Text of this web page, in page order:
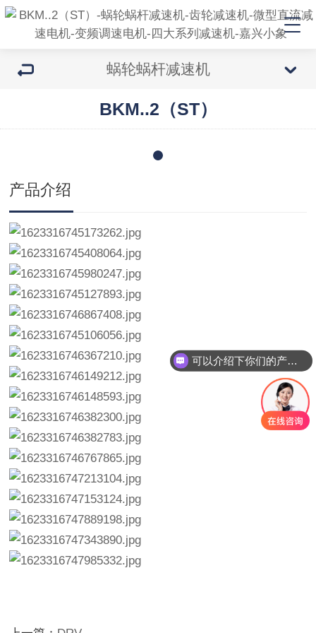
蜗轮蜗杆减速机
BKM..2（ST）
产品介绍
可以介绍下你们的产品么